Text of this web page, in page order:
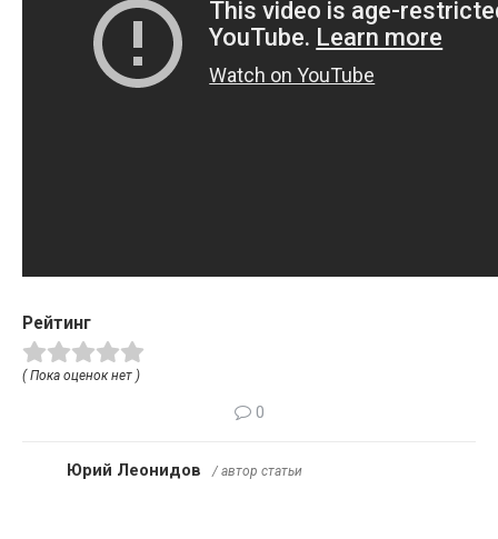
Рейтинг
( Пока оценок нет )
0
Юрий Леонидов / автор статьи